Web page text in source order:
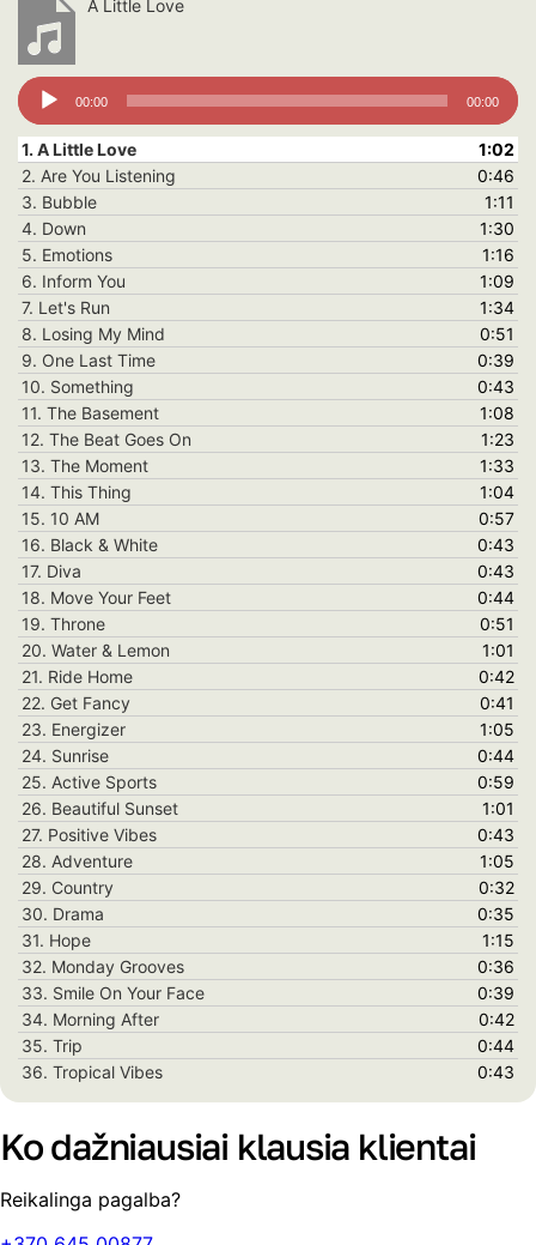
A Little Love
Audio
grotuvas
00:00 00:00
1. A Little Love
1:02
2. Are You Listening
0:46
3. Bubble
1:11
4. Down
1:30
5. Emotions
1:16
6. Inform You
1:09
7. Let's Run
1:34
8. Losing My Mind
0:51
9. One Last Time
0:39
10. Something
0:43
11. The Basement
1:08
12. The Beat Goes On
1:23
13. The Moment
1:33
14. This Thing
1:04
15. 10 AM
0:57
16. Black & White
0:43
17. Diva
0:43
18. Move Your Feet
0:44
19. Throne
0:51
20. Water & Lemon
1:01
21. Ride Home
0:42
22. Get Fancy
0:41
23. Energizer
1:05
24. Sunrise
0:44
25. Active Sports
0:59
26. Beautiful Sunset
1:01
27. Positive Vibes
0:43
28. Adventure
1:05
29. Country
0:32
30. Drama
0:35
31. Hope
1:15
32. Monday Grooves
0:36
33. Smile On Your Face
0:39
34. Morning After
0:42
35. Trip
0:44
36. Tropical Vibes
0:43
Ko dažniausiai klausia klientai
Reikalinga pagalba?